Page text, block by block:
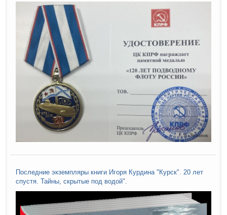
Последние экземпляры книги Игоря Курдина "Курск". 20 лет
спустя. Тайны, скрытые под водой".